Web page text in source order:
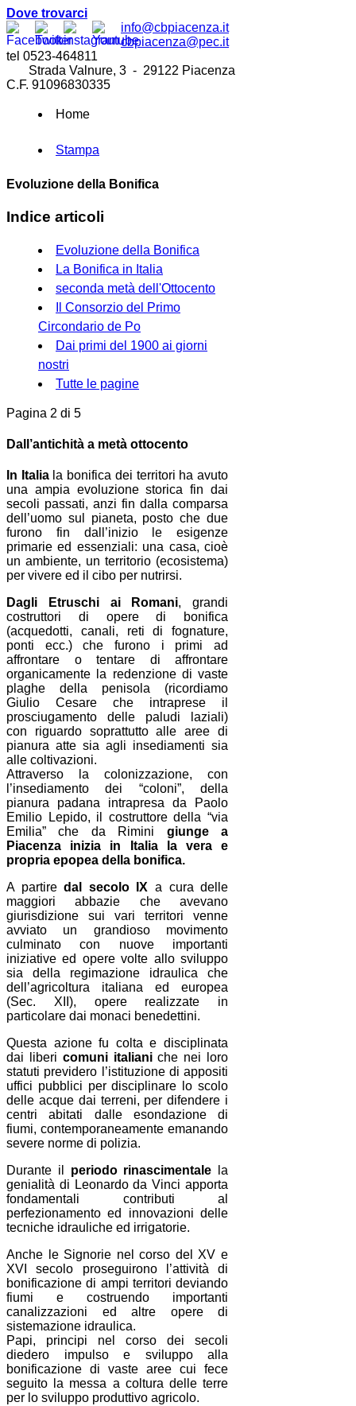
Dove trovarci
info@cbpiacenza.it
cbpiacenza@pec.it
tel 0523-464811
Strada Valnure, 3 - 29122 Piacenza
C.F. 91096830335
Home
Stampa
Evoluzione della Bonifica
Indice articoli
Evoluzione della Bonifica
La Bonifica in Italia
seconda metà dell'Ottocento
Il Consorzio del Primo
Circondario de Po
Dai primi del 1900 ai giorni
nostri
Tutte le pagine
Pagina 2 di 5
Dall’antichità a metà ottocento
In Italiala bonifica dei territori ha avuto
una ampia evoluzione storica fin dai
secoli passati, anzi fin dalla comparsa
dell’uomo sul pianeta, posto che due
furono fin dall’inizio le esigenze
primarie ed essenziali: una casa, cioè
un ambiente, un territorio (ecosistema)
per vivere ed il cibo per nutrirsi.
Dagli Etruschi ai Romani, grandi
costruttori di opere di bonifica
(acquedotti, canali, reti di fognature,
ponti ecc.) che furono i primi ad
affrontare o tentare di affrontare
organicamente la redenzione di vaste
plaghe della penisola (ricordiamo
Giulio Cesare che intraprese il
prosciugamento delle paludi laziali)
con riguardo soprattutto alle aree di
pianura atte sia agli insediamenti sia
alle coltivazioni.
Attraverso la colonizzazione, con
l’insediamento dei “coloni”, della
pianura padana intrapresa da Paolo
Emilio Lepido, il costruttore della “via
Emilia” che da Rimini giunge a
Piacenza inizia in Italia la vera e
propria epopea della bonifica.
A partiredal secolo IX a cura delle
maggiori abbazie che avevano
giurisdizione sui vari territori venne
avviato un grandioso movimento
culminato con nuove importanti
iniziative ed opere volte allo sviluppo
sia della regimazione idraulica che
dell’agricoltura italiana ed europea
(Sec. XII), opere realizzate in
particolare dai monaci benedettini.
Questa azione fu colta e disciplinata
dai liberi comuni italianiche nei loro
statuti previdero l’istituzione di appositi
uffici pubblici per disciplinare lo scolo
delle acque dai terreni, per difendere i
centri abitati dalle esondazione di
fiumi, contemporaneamente emanando
severe norme di polizia.
Durante il periodo rinascimentale la
genialità di Leonardo da Vinci apporta
fondamentali contributi al
perfezionamento ed innovazioni delle
tecniche idrauliche ed irrigatorie.
Anche le Signorie nel corso del XV e
XVI secolo proseguirono l’attività di
bonificazione di ampi territori deviando
fiumi e costruendo importanti
canalizzazioni ed altre opere di
sistemazione idraulica.
Papi, principi nel corso dei secoli
diedero impulso e sviluppo alla
bonificazione di vaste aree cui fece
seguito la messa a coltura delle terre
per lo sviluppo produttivo agricolo.